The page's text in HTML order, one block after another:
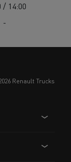
/ 14:00
-
Renault Trucks